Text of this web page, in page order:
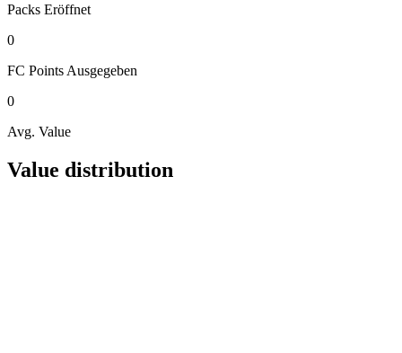
Packs Eröffnet
0
FC Points Ausgegeben
0
Avg. Value
Value distribution